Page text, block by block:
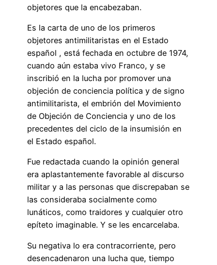
objetores que la encabezaban.
Es la carta de uno de los primeros
objetores antimilitaristas en el Estado
español , está fechada en octubre de 1974,
cuando aún estaba vivo Franco, y se
inscribió en la lucha por promover una
objeción de conciencia política y de signo
antimilitarista, el embrión del Movimiento
de Objeción de Conciencia y uno de los
precedentes del ciclo de la insumisión en
el Estado español.
Fue redactada cuando la opinión general
era aplastantemente favorable al discurso
militar y a las personas que discrepaban se
las consideraba socialmente como
lunáticos, como traidores y cualquier otro
epíteto imaginable. Y se les encarcelaba.
Su negativa lo era contracorriente, pero
desencadenaron una lucha que, tiempo